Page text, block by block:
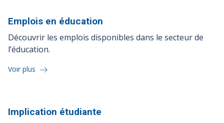
Emplois en éducation
Découvrir les emplois disponibles dans le secteur de
l’éducation.
Voir plus
Implication étudiante